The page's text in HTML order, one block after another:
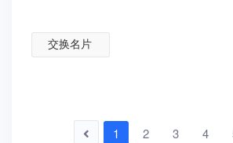
交换名片
1 2 3 4